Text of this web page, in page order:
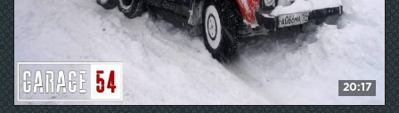
20:17